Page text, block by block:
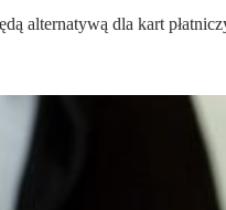
alternatywą dla kart